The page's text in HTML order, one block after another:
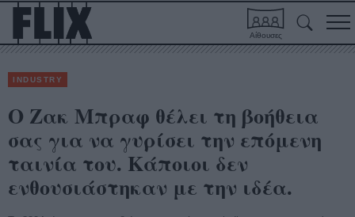
Αίθουσες
INDUSTRY
Ο Ζακ Μπραφ θέλει τη βοήθεια
σας για να γυρίσει την επόμενη
ταινία του. Κάποιοι δεν
ενθουσιάστηκαν με την ιδέα.